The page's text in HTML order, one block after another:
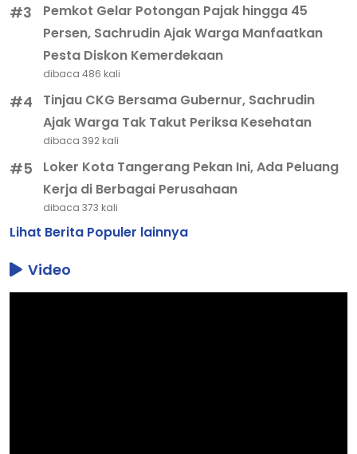
#3
Pemkot Gelar Potongan Pajak hingga 45
Persen, Sachrudin Ajak Warga Manfaatkan
Pesta Diskon Kemerdekaan
dibaca 486 kali
#4
Tinjau CKG Bersama Gubernur, Sachrudin
Ajak Warga Tak Takut Periksa Kesehatan
dibaca 392 kali
#5
Loker Kota Tangerang Pekan Ini, Ada Peluang
Kerja di Berbagai Perusahaan
dibaca 373 kali
Lihat Berita Populer lainnya
Video